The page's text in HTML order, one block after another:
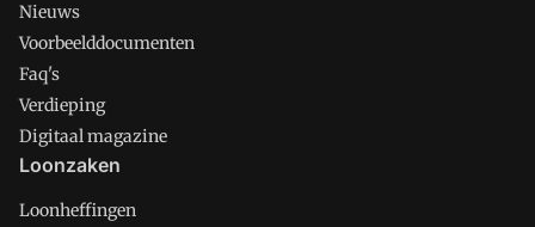
Nieuws
Voorbeelddocumenten
Faq's
Verdieping
Digitaal magazine
Loonzaken
Loonheffingen